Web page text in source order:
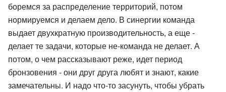
боремся за распределение территорий, потом
нормируемся и делаем дело. В синергии команда
выдает двухкратную производительность, а еще -
делает те задачи, которые не-команда не делает. А
потом, о чем рассказывают реже, идет период
бронзовения - они друг друга любят и знают, какие
замечательны. И надо что-то засунуть, чтобы убрать